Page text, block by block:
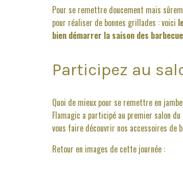
Pour se remettre doucement mais
pour réaliser de bonnes grillades : voici
bien démarrer la saison des
Participez au
Quoi de mieux pour se remettre en
Flamagic a participé au premier salon
vous faire découvrir nos accessoires de
Retour en images de cette journée :